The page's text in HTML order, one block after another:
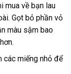
mua về bạn lau
Gọt bỏ phần vỏ
màu sậm bao
các miếng nhỏ để